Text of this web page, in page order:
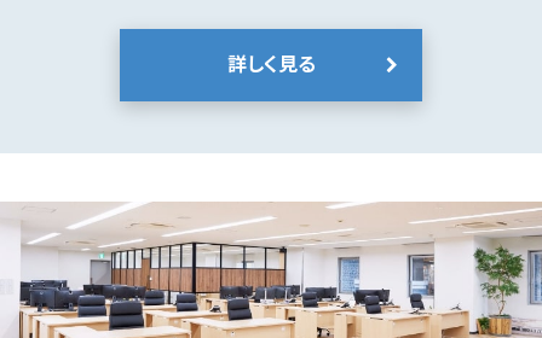
詳しく見る